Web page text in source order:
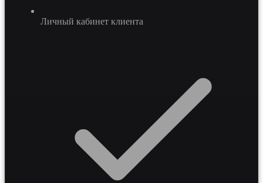
Личный кабинет клиента